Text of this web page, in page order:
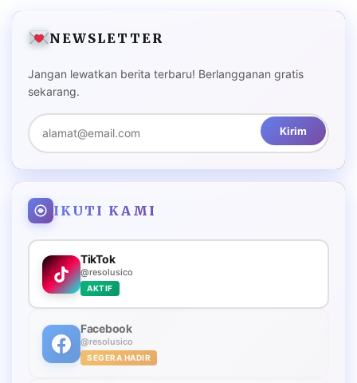
NEWSLETTER
Jangan lewatkan berita terbaru! Berlangganan gratis
sekarang.
Kirim
IKUTI KAMI
TikTok
@resolusico
AKTIF
Facebook
@resolusico
SEGERA HADIR